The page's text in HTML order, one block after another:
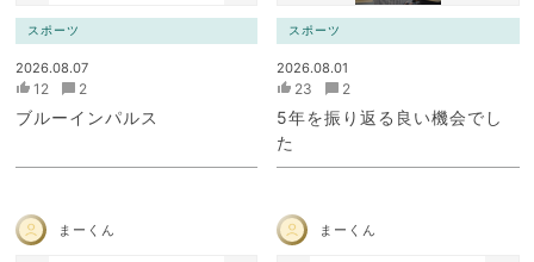
スポーツ
2026.08.07
12 2
ブルーインパルス
スポーツ
2026.08.01
23 2
5年を振り返る良い機会でし
た
まーくん まーくん